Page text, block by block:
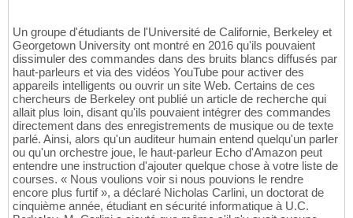
Un groupe d'étudiants de l'Université de Californie, Berkeley et
Georgetown University ont montré en 2016 qu'ils pouvaient
dissimuler des commandes dans des bruits blancs diffusés par
haut-parleurs et via des vidéos YouTube pour activer des
appareils intelligents ou ouvrir un site Web. Certains de ces
chercheurs de Berkeley ont publié un article de recherche qui
allait plus loin, disant qu'ils pouvaient intégrer des commandes
directement dans des enregistrements de musique ou de texte
parlé. Ainsi, alors qu'un auditeur humain entend quelqu'un parler
ou qu'un orchestre joue, le haut-parleur Echo d'Amazon peut
entendre une instruction d'ajouter quelque chose à votre liste de
courses. « Nous voulions voir si nous pouvions le rendre
encore plus furtif », a déclaré Nicholas Carlini, un doctorat de
cinquième année, étudiant en sécurité informatique à U.C.